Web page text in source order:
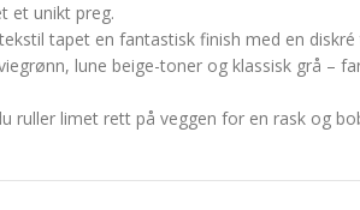
et unikt preg.
tapet en fantastisk finish med en
lune beige-toner og klassisk grå –
ruller limet rett på veggen for en rask og